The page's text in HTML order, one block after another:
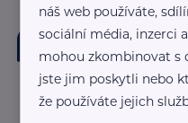
náš web používáte,
sociální média, inzerci
mohou zkombinovat s
jste jim poskytli nebo
že používáte jejich